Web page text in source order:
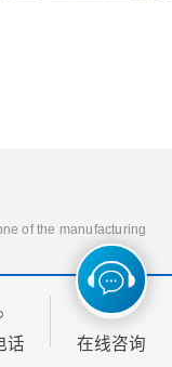
of the manufacturing
话 在线咨询